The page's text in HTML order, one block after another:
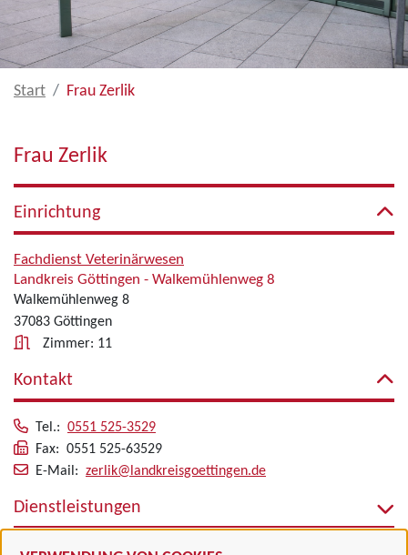
Start Frau Zerlik
Frau Zerlik
Einrichtung
Fachdienst Veterinärwesen
Landkreis Göttingen - Walkemühlenweg 8
Walkemühlenweg 8
37083 Göttingen
Zimmer: 11
Kontakt
Tel.: 0551 525-3529
Fax: 0551 525-63529
E-Mail: zerlik@landkreisgoettingen.de
Dienstleistungen